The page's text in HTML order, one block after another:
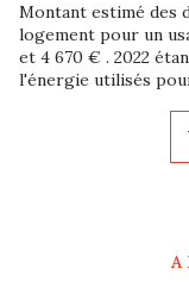
Montant estimé des
logement pour un
et 4 670 € . 2022
l'énergie utilisés
A